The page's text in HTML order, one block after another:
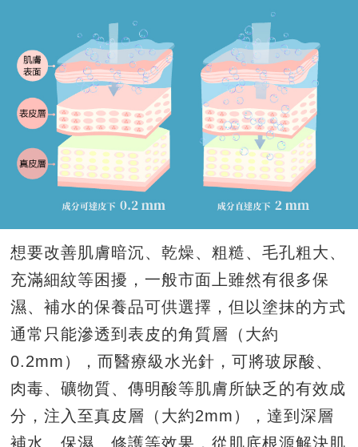
想要改善肌膚暗沉、乾燥、粗糙、毛孔粗大、
充滿細紋等困擾，一般市面上雖然有很多保
濕、補水的保養品可供選擇，但以塗抹的方式
通常只能滲透到表皮的角質層（大約
0.2mm ），而醫療級水光針，可將玻尿酸、
肉毒、礦物質、傳明酸等肌膚所缺乏的有效成
分，注入至真皮層（大約2mm ），達到深層
補水、保濕、修護等效果，從肌底根源解決肌